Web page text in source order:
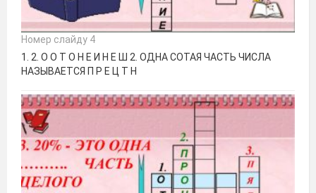
Номер слайду 4
1. 2. О О Т О Н Е И Н Е Ш 2. ОДНА СОТАЯ ЧАСТЬ ЧИСЛА
НАЗЫВАЕТСЯ П Р Е Ц Т Н